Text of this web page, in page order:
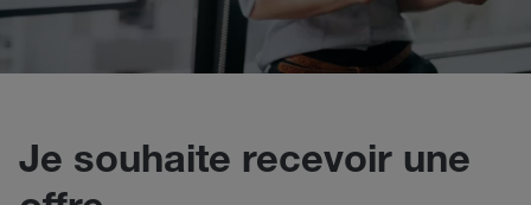
Je souhaite recevoir une